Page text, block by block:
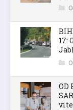
17:
OD